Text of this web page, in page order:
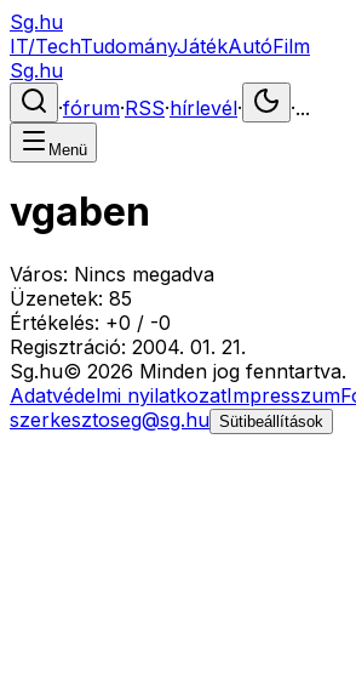
Sg.hu
IT/TechTudományJátékAutóFilm
Sg.hu
·fórum·RSS·hírlevél· ·...
Menü
vgaben
Város: Nincs megadva
Üzenetek: 85
Értékelés: +0 / -0
Regisztráció: 2004. 01. 21.
Sg.hu© 2026 Minden jog fenntartva.
Adatvédelmi nyilatkozatImpresszum
szerkesztoseg@sg.hu Sütibeállítások